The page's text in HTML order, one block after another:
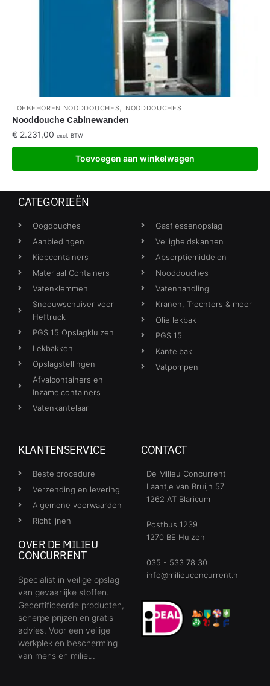
TOEBEHOREN NOODDOUCHES, NOODDOUCHES
Nooddouche Cabinewanden
€ 2.231,00 excl. BTW
Toevoegen aan winkelwagen
CATEGORIEËN
Oogdouches
Aanbiedingen
Kiepcontainers
Materiaal Containers
Vatenklemmen
Sneeuwschuiver voor
Heftruck
PGS 15 Opslagkluizen
Lekbakken
Opslagstellingen
Afvalcontainers en
Inzamelcontainers
Vatenkantelaar
Gasflessenopslag
Veiligheidskannen
Absorptiemiddelen
Nooddouches
Vatenhandling
Kranen, Trechters & meer
Olie lekbak
PGS 15
Kantelbak
Vatpompen
KLANTENSERVICE
Bestelprocedure
Verzending en levering
Algemene voorwaarden
Richtlijnen
OVER DE MILIEU
CONCURRENT
Specialist in veilige opslag
van gevaarlijke stoffen.
Gecertificeerde producten,
scherpe prijzen en gratis
advies. Voor een veilige
werkplek en bescherming
van mens en milieu.
CONTACT
De Milieu Concurrent
Laantje van Bruijn 57
1262 AT Blaricum
Postbus 1239
1270 BE Huizen
035 - 533 78 30
info@milieuconcurrent.nl